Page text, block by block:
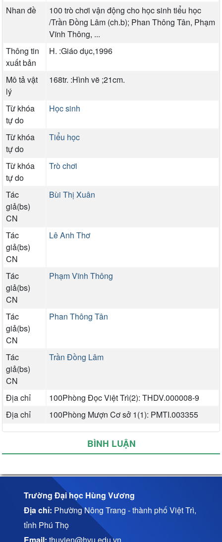
Nhan đề
100 trò chơi vận động cho học sinh tiểu học
/Trần Đồng Lâm (ch.b); Phan Thông Tân, Phạm
Vĩnh Thông, ...
Thông tin
xuất bản
H. :Giáo dục,1996
Mô tả vật
lý
168tr. :Hình vẽ ;21cm.
Từ khóa
tự do
Học sinh
Từ khóa
tự do
Tiểu học
Từ khóa
tự do
Trò chơi
Tác
giả(bs)
CN
Bùi Thị Xuân
Tác
giả(bs)
CN
Lê Anh Thơ
Tác
giả(bs)
CN
Phạm Vĩnh Thông
Tác
giả(bs)
CN
Phan Thông Tân
Tác
giả(bs)
CN
Trần Đồng Lâm
Địa chỉ
100Phòng Đọc Việt Trì(2): THDV.000008-9
Địa chỉ
100Phòng Mượn Cơ sở 1(1): PMTI.003355
BÌNH LUẬN
Trường Đại học Hùng Vương
Địa chỉ: Phường Nông Trang - thành phố Việt Trì,
tỉnh Phú Thọ